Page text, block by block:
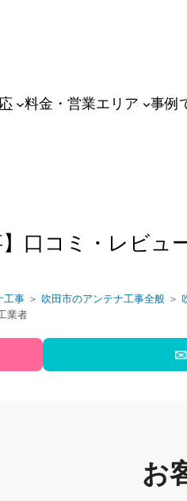
料金・営業エリア 事例
口コミ・レビュ
工事 ＞ 吹田市のアンテナ工事全般 ＞
業者
✉️
お